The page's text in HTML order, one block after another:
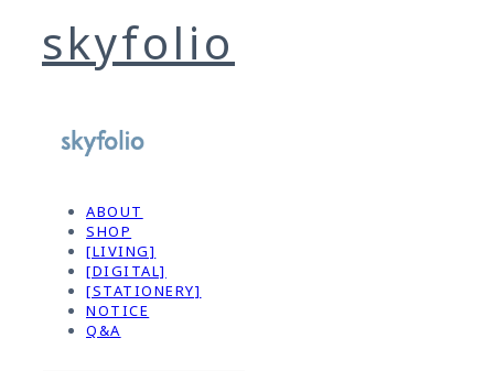
skyfolio
ABOUT
SHOP
[LIVING]
[DIGITAL]
[STATIONERY]
NOTICE
Q&A